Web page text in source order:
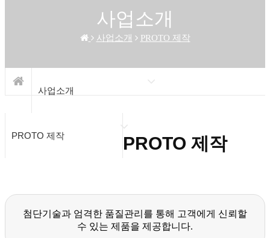
사업소개
사업소개 PROTO 제작
사업소개
PROTO 제작 PROTO 제작
첨단기술과 엄격한 품질관리를 통해 고객에게 신뢰할
수 있는 제품을 제공합니다.